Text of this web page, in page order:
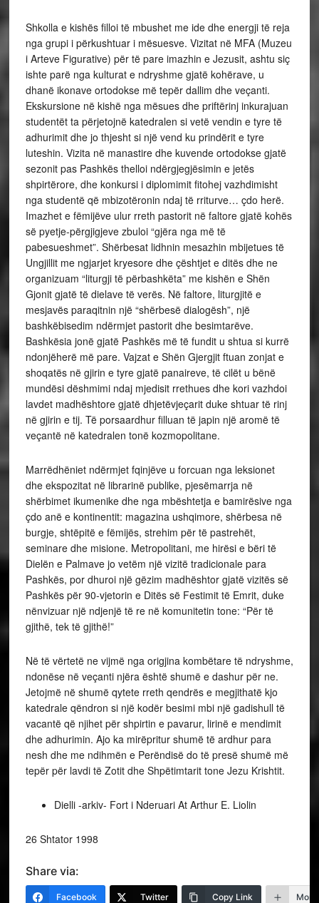
Shkolla e kishës filloi të mbushet me ide dhe energji të reja
nga grupi i përkushtuar i mësuesve. Vizitat në MFA (Muzeu
i Arteve Figurative) për të pare imazhin e Jezusit, ashtu siç
ishte parë nga kulturat e ndryshme gjatë kohërave, u
dhanë ikonave ortodokse më tepër dallim dhe veçanti.
Ekskursione në kishë nga mësues dhe priftërinj inkurajuan
studentët ta përjetojnë katedralen si vetë vendin e tyre të
adhurimit dhe jo thjesht si një vend ku prindërit e tyre
luteshin. Vizita në manastire dhe kuvende ortodokse gjatë
sezonit pas Pashkës thelloi ndërgjegjësimin e jetës
shpirtërore, dhe konkursi i diplomimit fitohej vazhdimisht
nga studentë që mbizotëronin ndaj të rriturve… çdo herë.
Imazhet e fëmijëve ulur rreth pastorit në faltore gjatë kohës
së pyetje-përgjigjeve zbuloi “gjëra nga më të
pabesueshmet”. Shërbesat lidhnin mesazhin mbijetues të
Ungjillit me ngjarjet kryesore dhe çështjet e ditës dhe ne
organizuam “liturgji të përbashkëta” me kishën e Shën
Gjonit gjatë të dielave të verës. Në faltore, liturgjitë e
mesjavës paraqitnin një “shërbesë dialogësh”, një
bashkëbisedim ndërmjet pastorit dhe besimtarëve.
Bashkësia jonë gjatë Pashkës më të fundit u shtua si kurrë
ndonjëherë më pare. Vajzat e Shën Gjergjit ftuan zonjat e
shoqatës në gjirin e tyre gjatë panaireve, të cilët u bënë
mundësi dëshmimi ndaj mjedisit rrethues dhe kori vazhdoi
lavdet madhështore gjatë dhjetëvjeçarit duke shtuar të rinj
në gjirin e tij. Të porsaardhur filluan të japin një aromë të
veçantë në katedralen tonë kozmopolitane.
Marrëdhëniet ndërmjet fqinjëve u forcuan nga leksionet
dhe ekspozitat në librarinë publike, pjesëmarrja në
shërbimet ikumenike dhe nga mbështetja e bamirësive nga
çdo anë e kontinentit: magazina ushqimore, shërbesa në
burgje, shtëpitë e fëmijës, strehim për të pastrehët,
seminare dhe misione. Metropolitani, me hirësi e bëri të
Dielën e Palmave jo vetëm një vizitë tradicionale para
Pashkës, por dhuroi një gëzim madhështor gjatë vizitës së
Pashkës për 90-vjetorin e Ditës së Festimit të Emrit, duke
nënvizuar një ndjenjë të re në komunitetin tone: “Për të
gjithë, tek të gjithë!”
Në të vërtetë ne vijmë nga origjina kombëtare të ndryshme,
ndonëse në veçanti njëra është shumë e dashur për ne.
Jetojmë në shumë qytete rreth qendrës e megjithatë kjo
katedrale qëndron si një kodër besimi mbi një gadishull të
vacantë që njihet për shpirtin e pavarur, lirinë e mendimit
dhe adhurimin. Ajo ka mirëpritur shumë të ardhur para
nesh dhe me ndihmën e Perëndisë do të presë shumë më
tepër për lavdi të Zotit dhe Shpëtimtarit tone Jezu Krishtit.
Dielli -arkiv- Fort i Nderuari At Arthur E. Liolin
26 Shtator 1998
Share via:
Facebook Twitter Copy Link More